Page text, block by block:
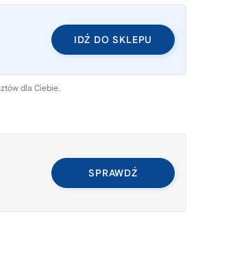
IDŹ DO SKLEPU
dla Ciebie.
SPRAWDŹ